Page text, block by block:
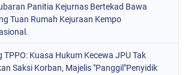
Panitia Kejurnas Bertekad Bawa
Tuan Rumah Kejuraan Kempo
TPPO: Kuasa Hukum Kecewa JPU Tak
Saksi Korban, Majelis "Panggil"Penyidik